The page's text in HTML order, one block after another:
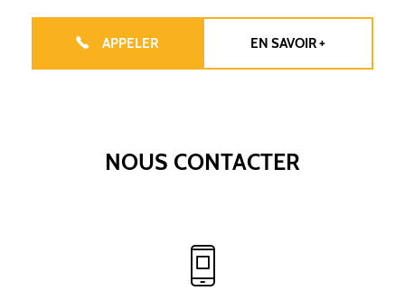
APPELER EN SAVOIR +
NOUS CONTACTER